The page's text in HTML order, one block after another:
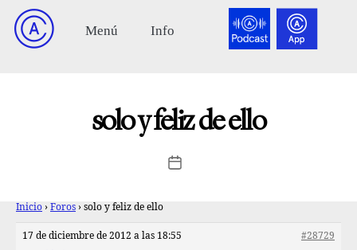
solo y feliz de ello
Inicio › Foros › solo y feliz de ello
17 de diciembre de 2012 a las 18:55
#28729